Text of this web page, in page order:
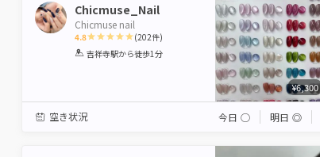
Chicmuse_Nail
Chicmuse nail
4.8
1 2 3 4 5
(202件)
吉祥寺駅から徒歩1分
¥6,300
空き状況 今日 ◯ 明日 ◎